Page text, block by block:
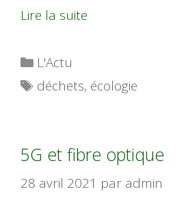
Lire la suite
Catégories
L'Actu
Étiquettes
déchets, écologie
5G et fibre optique
28 avril 2021 par admin